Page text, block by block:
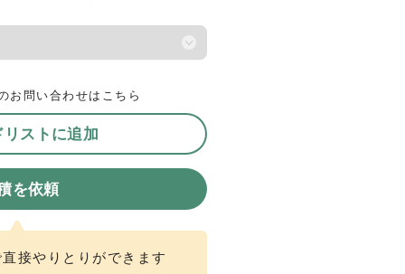
お問い合わせはこちら
ストに追加
を依頼
接やりとりができます